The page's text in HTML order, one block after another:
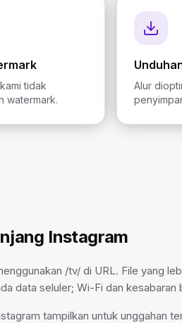
tidak
watermark.
Alur
Instagram
/tv/ di URL. File yang
data seluler; Wi-Fi dan kesabaran
tampilkan untuk unggahan